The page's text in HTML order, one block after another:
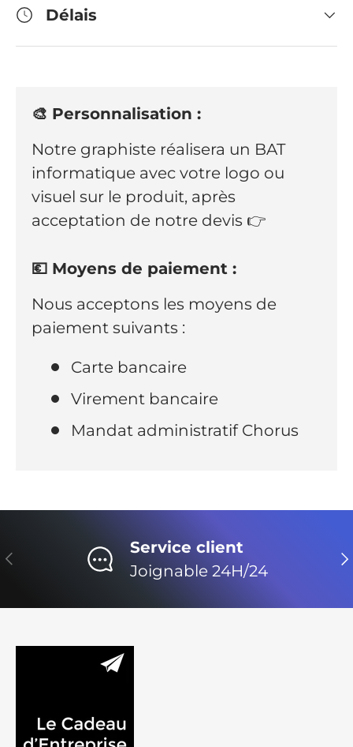
Délais
🎨 Personnalisation :
Notre graphiste réalisera un BAT
informatique avec votre logo ou
visuel sur le produit, après
acceptation de notre devis 👉
💶 Moyens de paiement :
Nous acceptons les moyens de
paiement suivants :
Carte bancaire
Virement bancaire
Mandat administratif Chorus
Précédent
Service client
Joignable 24H/24